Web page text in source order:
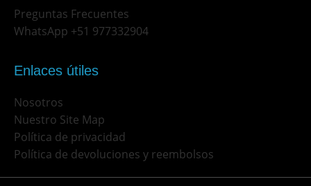
Preguntas Frecuentes
WhatsApp +51 977332904
Enlaces útiles
Nosotros
Nuestro Site Map
Política de privacidad
Política de devoluciones y reembolsos